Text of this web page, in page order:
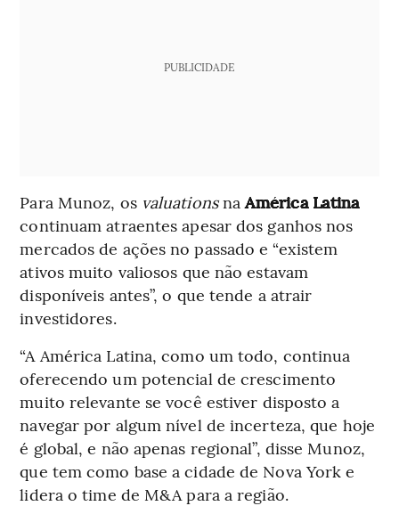
PUBLICIDADE
Para Munoz, os valuationsnaAmérica Latina
continuam atraentes apesar dos ganhos nos
mercados de ações no passado e “existem
ativos muito valiosos que não estavam
disponíveis antes”, o que tende a atrair
investidores.
“A América Latina, como um todo, continua
oferecendo um potencial de crescimento
muito relevante se você estiver disposto a
navegar por algum nível de incerteza, que hoje
é global, e não apenas regional”, disse Munoz,
que tem como base a cidade de Nova York e
lidera o time de M&A para a região.